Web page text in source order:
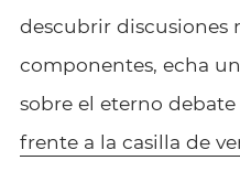
descubrir discusiones
componentes, echa
sobre el eterno debate
frente a la casilla de